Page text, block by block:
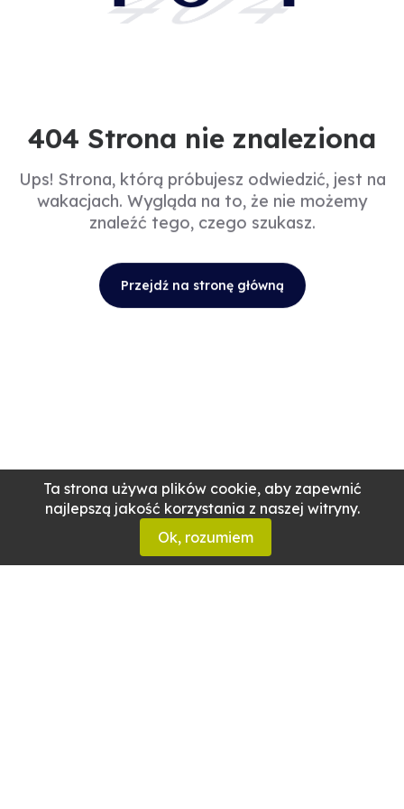
Ta strona używa plików cookie, aby zapewnić
najlepszą jakość korzystania z naszej witryny.
Ok, rozumiem
404 Strona nie znaleziona
Ups! Strona, którą próbujesz odwiedzić, jest na
wakacjach. Wygląda na to, że nie możemy
znaleźć tego, czego szukasz.
Przejdź na stronę główną